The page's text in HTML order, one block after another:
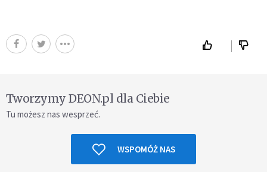
Tworzymy DEON.pl dla Ciebie
Tu możesz nas wesprzeć.
WSPOMÓŻ NAS